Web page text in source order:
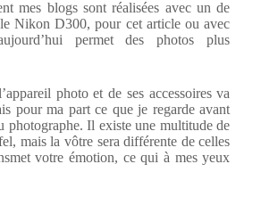
mes blogs sont réalisées avec un de
Nikon D300, pour cet article ou avec
permet des photos plus
photo et de ses accessoires va
pour ma part ce que je regarde avant
photographe. Il existe une multitude de
mais la vôtre sera différente de celles
votre émotion, ce qui à mes yeux